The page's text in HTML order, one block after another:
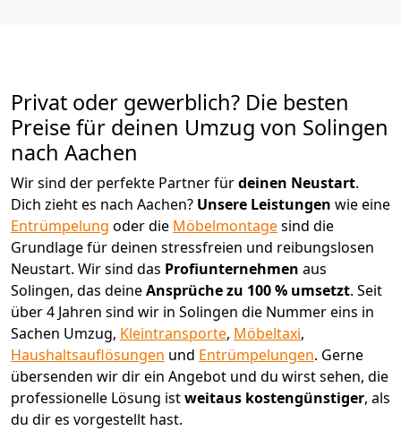
Privat oder gewerblich? Die besten
Preise für deinen Umzug von Solingen
nach Aachen
Wir sind der perfekte Partner fürdeinen Neustart.
Dich zieht es nach Aachen? Unsere Leistungen wie eine
Entrümpelung oder die Möbelmontagesind die
Grundlage für deinen stressfreien und reibungslosen
Neustart. Wir sind das Profiunternehmen aus
Solingen, das deineAnsprüche zu 100 % umsetzt. Seit
über 4 Jahren sind wir in Solingen die Nummer eins in
Sachen Umzug, Kleintransporte, Möbeltaxi,
Haushaltsauflösungen und Entrümpelungen. Gerne
übersenden wir dir ein Angebot und du wirst sehen, die
professionelle Lösung istweitaus kostengünstiger, als
du dir es vorgestellt hast.